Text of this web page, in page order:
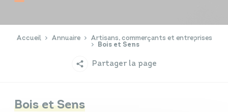
Accueil Annuaire
Artisans, commerçants et entreprises
Bois et Sens
Partager la page
Bois et Sens